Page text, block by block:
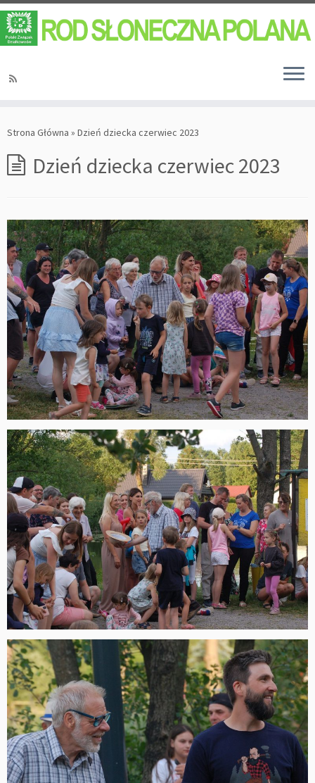
Strona Główna » Dzień dziecka czerwiec 2023
Dzień dziecka czerwiec 2023